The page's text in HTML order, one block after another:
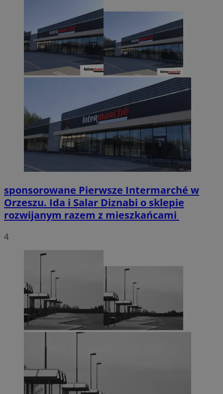
sponsorowane Pierwsze Intermarché w
Orzeszu. Ida i Salar Diznabi o sklepie
rozwijanym razem z mieszkańcami
4